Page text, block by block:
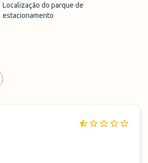
Localização do parque de
estacionamento